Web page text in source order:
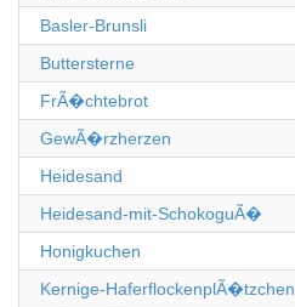
Basler-Brunsli
Buttersterne
FrÃ�chtebrot
GewÃ�rzherzen
Heidesand
Heidesand-mit-SchokoguÃ�
Honigkuchen
Kernige-HaferflockenplÃ�tzchen